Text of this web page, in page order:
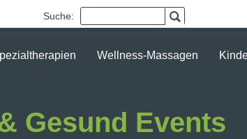
Suche:
Wellness-Massagen
Gesund Events